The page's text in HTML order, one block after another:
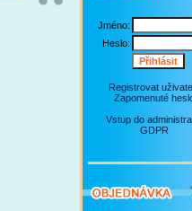
Jméno:
Heslo:
Registrovat
Zapomenuté
Vstup do
GDPR